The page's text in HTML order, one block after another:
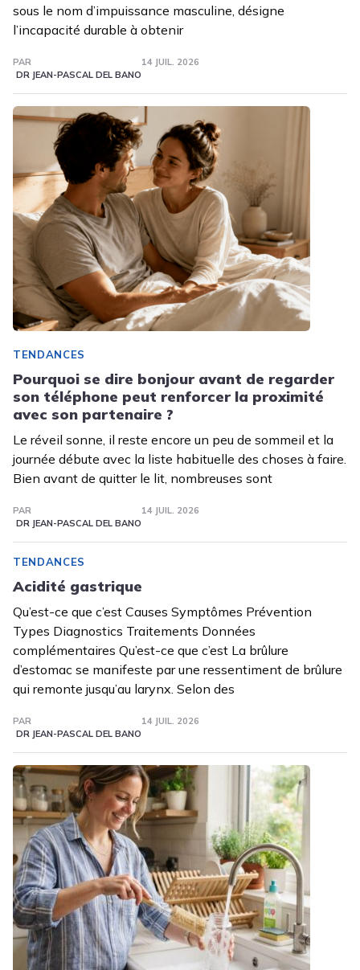
sous le nom d’impuissance masculine, désigne
l’incapacité durable à obtenir
PAR
DR JEAN-PASCAL DEL BANO
14 JUIL. 2026
TENDANCES
Pourquoi se dire bonjour avant de regarder
son téléphone peut renforcer la proximité
avec son partenaire ?
Le réveil sonne, il reste encore un peu de sommeil et la
journée débute avec la liste habituelle des choses à faire.
Bien avant de quitter le lit, nombreuses sont
PAR
DR JEAN-PASCAL DEL BANO
14 JUIL. 2026
TENDANCES
Acidité gastrique
Qu’est-ce que c’est Causes Symptômes Prévention
Types Diagnostics Traitements Données
complémentaires Qu’est-ce que c’est La brûlure
d’estomac se manifeste par une ressentiment de brûlure
qui remonte jusqu’au larynx. Selon des
PAR
DR JEAN-PASCAL DEL BANO
14 JUIL. 2026